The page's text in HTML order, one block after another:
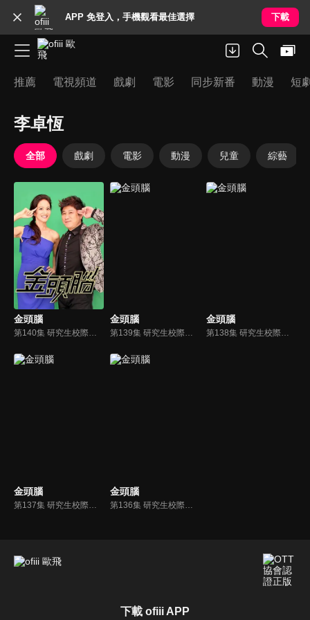
APP 免登入，手機觀看最佳選擇 下載
推薦 電視頻道 戲劇 電影 同步新番 動漫 短
李卓恆
全部 戲劇 電影 動漫 兒童 綜藝
金頭腦
第140集 研究生校際對抗賽 最終戰
金頭腦
第139集 研究生校際對抗賽4
金頭腦
第138集 研究生校際對抗賽3
金頭腦 金頭腦
第136集 研究生校際對抗賽1
下載 ofiii APP